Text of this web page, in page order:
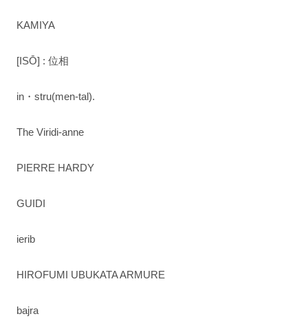
KAMIYA
[ISŌ] : 位相
in・stru(men-tal).
The Viridi-anne
PIERRE HARDY
GUIDI
ierib
HIROFUMI UBUKATA ARMURE
bajra